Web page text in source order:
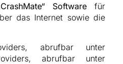
Softwarefür
das Internet sowie die
abrufbar unter
abrufbar unter